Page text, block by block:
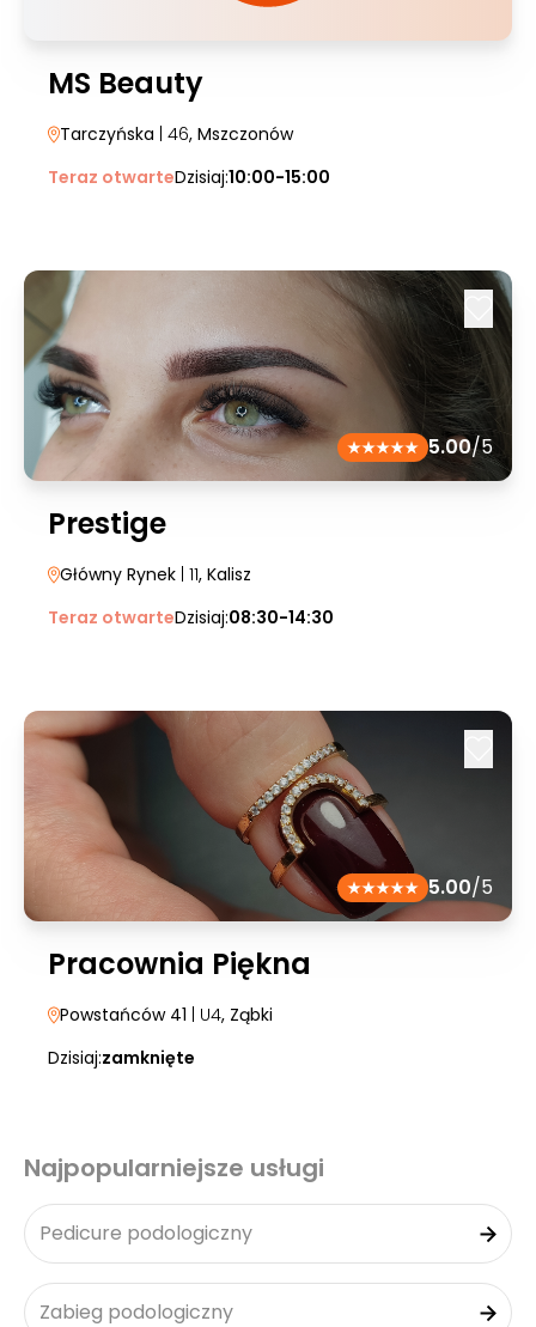
MS Beauty
Tarczyńska | 46, Mszczonów
Teraz otwarteDzisiaj:10:00-15:00
5.00/5
Prestige
Główny Rynek | 11, Kalisz
Teraz otwarteDzisiaj:08:30-14:30
5.00/5
Pracownia Piękna
Powstańców 41 | U4, Ząbki
Dzisiaj:zamknięte
Najpopularniejsze usługi
Pedicure podologiczny
Zabieg podologiczny